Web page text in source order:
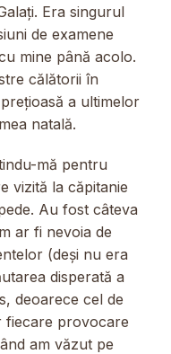
Era singurul
de examene
mine până acolo.
călătorii în
a ultimelor
natală.
mă pentru
vizită la căpitanie
Au fost câteva
ar fi nevoia de
(deși nu era
disperată a
deoarece cel de
fiecare provocare
am văzut pe